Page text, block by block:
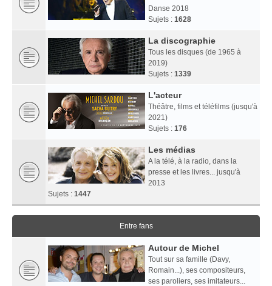
Danse 2018
Sujets : 1628
La discographie
Tous les disques (de 1965 à
2019)
Sujets : 1339
L'acteur
Théâtre, films et téléfilms (jusqu'à
2021)
Sujets : 176
Les médias
A la télé, à la radio, dans la
presse et les livres... jusqu'à
2013
Sujets : 1447
Entre fans
Autour de Michel
Tout sur sa famille (Davy,
Romain...), ses compositeurs,
ses paroliers, ses imitateurs...